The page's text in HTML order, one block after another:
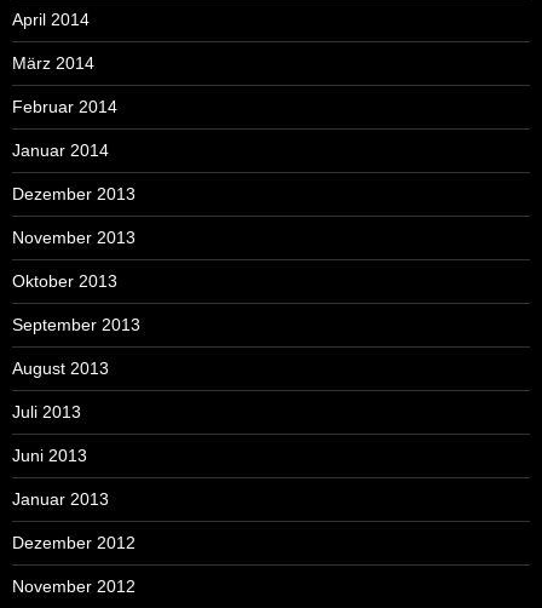
April 2014
März 2014
Februar 2014
Januar 2014
Dezember 2013
November 2013
Oktober 2013
September 2013
August 2013
Juli 2013
Juni 2013
Januar 2013
Dezember 2012
November 2012